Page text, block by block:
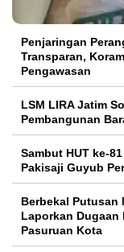
Penjaringan
Transparan,
Pengawasan
LSM LIRA Jatim
Pembangunan
Sambut HUT ke-
Pakisaji Guyub
Berbekal Putusan
Laporkan Dugaan
Pasuruan Kota